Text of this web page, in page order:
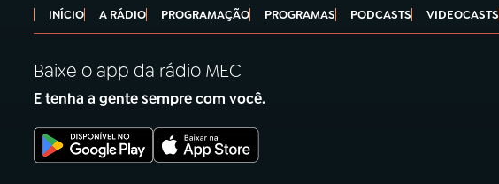
INÍCIO A RÁDIO PROGRAMAÇÃO PROGRAMAS PODCASTS VIDEOCASTS
Baixe o app da rádio MEC
E tenha a gente sempre com você.